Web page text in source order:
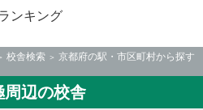
ンキング
校舎検索
京都府の駅・市区町村から探す
周辺の校舎